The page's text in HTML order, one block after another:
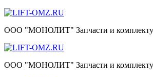
Skip
content
ООО "МОНОЛИТ" Запчасти и
ООО "МОНОЛИТ" Запчасти и